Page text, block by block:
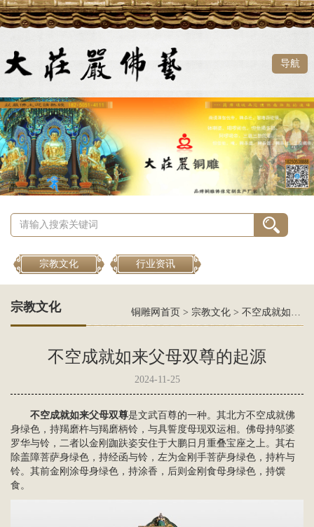
导航
宗教文化 行业资讯
宗教文化 铜雕网首页 > 宗教文化 > 不空成就如来父母双尊的起源
不空成就如来父母双尊的起源
2024-11-25
不空成就如来父母双尊是文武百尊的一种‌。其北方不空成就佛
身绿色，持羯磨杵与羯磨柄铃，与具誓度母现双运相。佛母持邬婆
罗华与铃，二者以金刚跏趺姿安住于大鹏日月重叠宝座之上。其右
除盖障菩萨身绿色，持经函与铃，左为金刚手菩萨身绿色，持杵与
铃。其前金刚涂母身绿色，持涂香，后则金刚食母身绿色，持馔
食。